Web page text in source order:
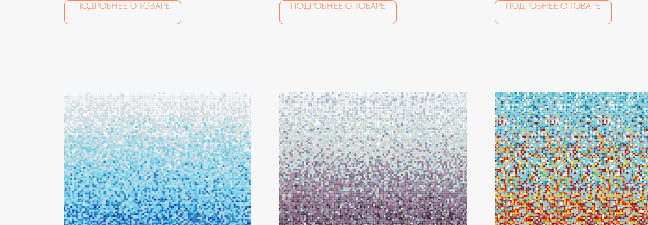
ПОДРОБНЕЕ О ТОВАРЕ ПОДРОБНЕЕ О ТОВАРЕ ПОДРОБНЕЕ О ТОВАРЕ